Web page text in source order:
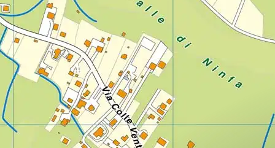
Emilia Romagna
Regione
Friuli-Venezia Giulia
Regione
Lazio
Regione
Liguria
Regione